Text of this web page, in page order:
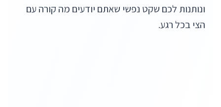
ונותנות לכם שקט נפשי שאתם יודעים מה קורה עם
הצי בכל רגע.